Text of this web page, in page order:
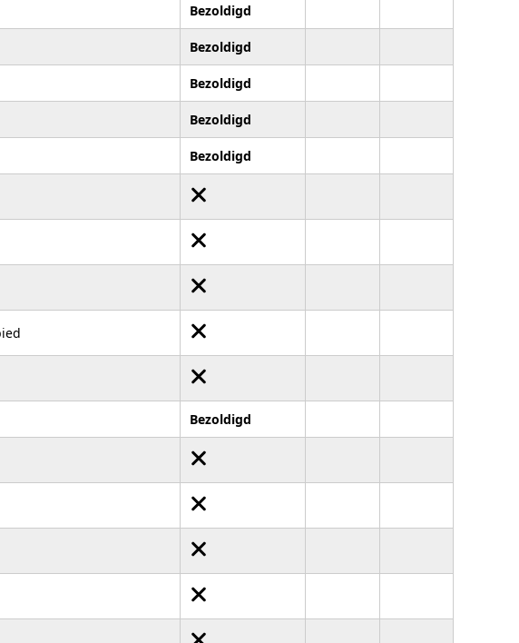
Bezoldigd
Bezoldigd
Bezoldigd
Bezoldigd
Bezoldigd
Bezoldigd